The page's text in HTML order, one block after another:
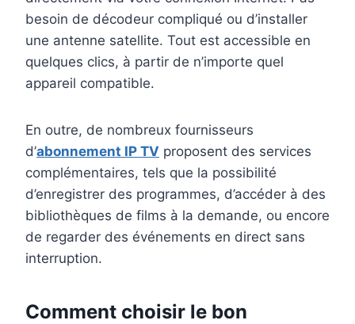
besoin de décodeur compliqué ou d’installer
une antenne satellite. Tout est accessible en
quelques clics, à partir de n’importe quel
appareil compatible.
En outre, de nombreux fournisseurs
d’abonnement IP TV proposent des services
complémentaires, tels que la possibilité
d’enregistrer des programmes, d’accéder à des
bibliothèques de films à la demande, ou encore
de regarder des événements en direct sans
interruption.
Comment choisir le bon